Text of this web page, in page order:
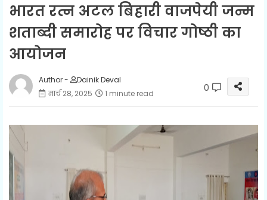
भारत रत्न अटल बिहारी वाजपेयी जन्म
शताब्दी समारोह पर विचार गोष्ठी का
आयोजन
Author -
Dainik Deval
मार्च 28, 2025
1 minute read 0